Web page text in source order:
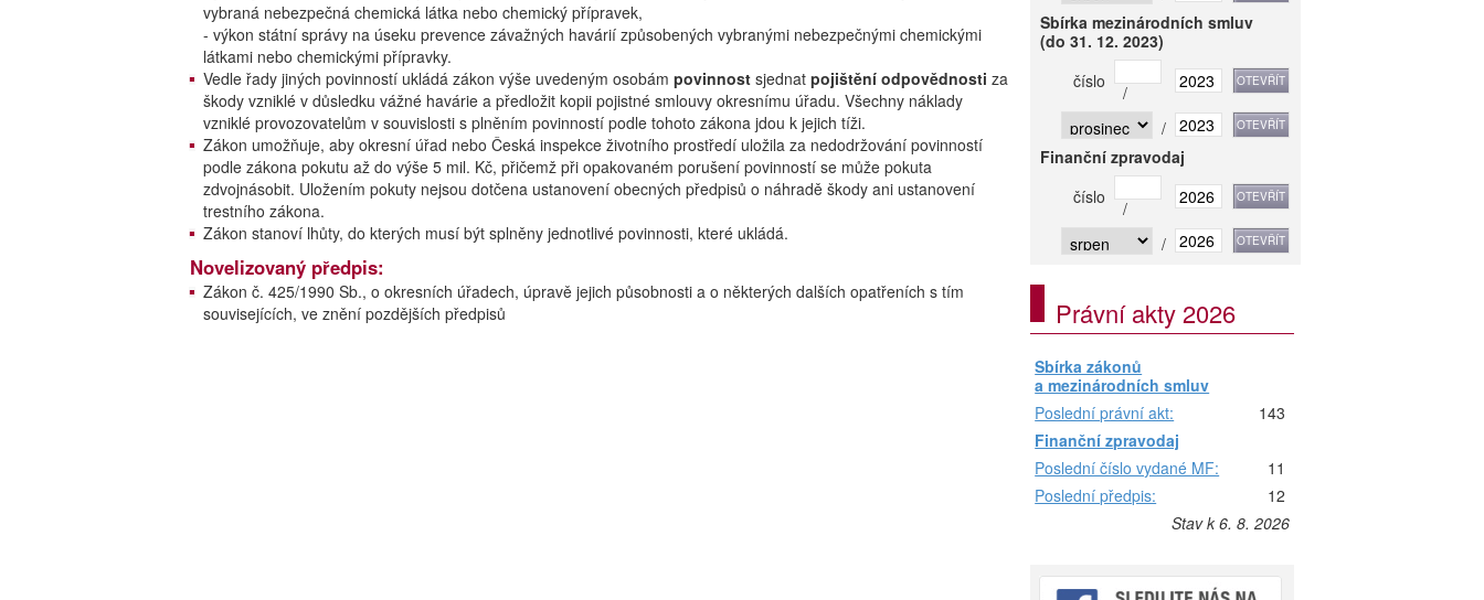
vybraná nebezpečná chemická látka nebo chemický přípravek,
- výkon státní správy na úseku prevence závažných havárií způsobených vybranými nebezpečnými chemickými
látkami nebo chemickými přípravky.
Vedle řady jiných povinností ukládá zákon výše uvedeným osobám povinnost sjednat pojištění odpovědnosti za
škody vzniklé v důsledku vážné havárie a předložit kopii pojistné smlouvy okresnímu úřadu. Všechny náklady
vzniklé provozovatelům v souvislosti s plněním povinností podle tohoto zákona jdou k jejich tíži.
Zákon umožňuje, aby okresní úřad nebo Česká inspekce životního prostředí uložila za nedodržování povinností
podle zákona pokutu až do výše 5 mil. Kč, přičemž při opakovaném porušení povinností se může pokuta
zdvojnásobit. Uložením pokuty nejsou dotčena ustanovení obecných předpisů o náhradě škody ani ustanovení
trestního zákona.
Zákon stanoví lhůty, do kterých musí být splněny jednotlivé povinnosti, které ukládá.
Novelizovaný předpis:
Zákon č. 425/1990 Sb., o okresních úřadech, úpravě jejich působnosti a o některých dalších opatřeních s tím
souvisejících, ve znění pozdějších předpisů
Sbírka mezinárodních smluv
(do 31. 12. 2023)
číslo
/
/
Finanční zpravodaj
číslo
/
/
Právní akty 2026
Sbírka zákonů
a mezinárodních smluv
Poslední právní akt:
143
Finanční zpravodaj
Poslední číslo vydané MF:
11
Poslední předpis:
12
Stav k 6. 8. 2026